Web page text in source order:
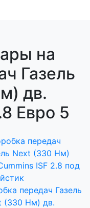
на
Газель
дв.
Евро 5
передач Газель
(330 Нм) дв.